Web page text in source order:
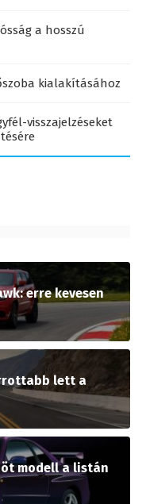
a hosszú
kialakításához
visszajelzéseket
erre kevesen
lett a
modell a listán